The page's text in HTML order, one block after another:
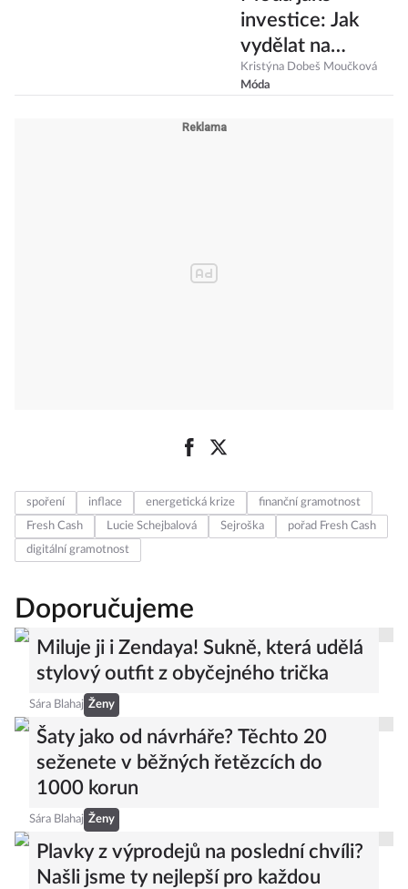
investice: Jak
vydělat na
luxusních
kabelkách a
Kristýna Dobeš Moučková
Móda
spoření inflace energetická krize
finanční gramotnost
Fresh Cash
Lucie Schejbalová Sejroška
pořad Fresh Cash
digitální gramotnost
Doporučujeme
Miluje ji i Zendaya! Sukně, která udělá
stylový outfit z obyčejného trička
Sára Blahaj Ženy
Šaty jako od návrháře? Těchto 20
seženete v běžných řetězcích do
1000 korun
Sára Blahaj Ženy
Plavky z výprodejů na poslední chvíli?
Našli jsme ty nejlepší pro každou